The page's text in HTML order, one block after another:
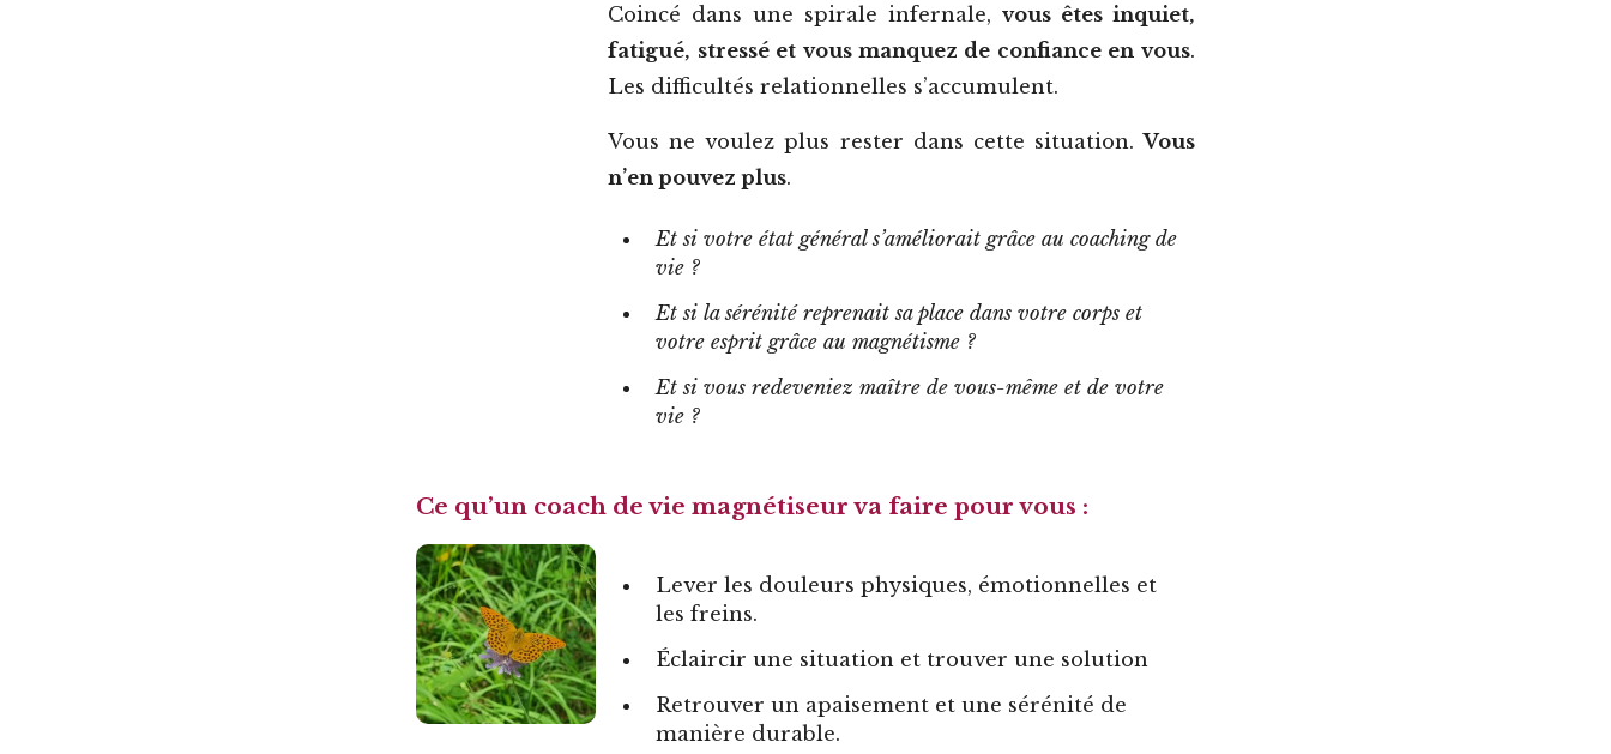
Coincé dans une spirale infernale, vous êtes inquiet,
fatigué, stressé et vous manquez de confiance en vous.
Les difficultés relationnelles s’accumulent.
Vous ne voulez plus rester dans cette situation.Vous
n’en pouvez plus.
Et si votre état général s’améliorait grâce au coaching de
vie ?
Et si la sérénité reprenait sa place dans votre corps et
votre esprit grâce au magnétisme ?
Et si vous redeveniez maître de vous-même et de votre
vie ?
Ce qu’un coach de vie magnétiseur va faire pour vous :
Lever les douleurs physiques, émotionnelles et
les freins.
Éclaircir une situation et trouver une solution
Retrouver un apaisement et une sérénité de
manière durable.